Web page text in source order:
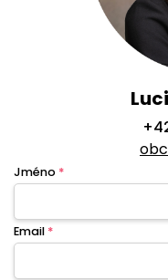
Jméno *
Email *